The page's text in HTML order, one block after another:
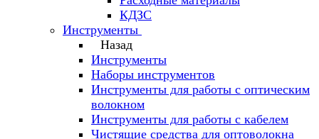
КДЗС
Инструменты
Назад
Инструменты
Наборы инструментов
Инструменты для работы с оптическим
волокном
Инструменты для работы с кабелем
Чистящие средства для оптоволокна